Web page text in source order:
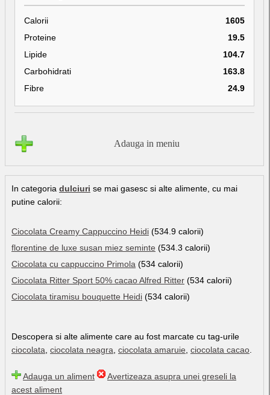
Calorii
1605
Proteine
19.5
Lipide
104.7
Carbohidrati
163.8
Fibre
24.9
Adauga in meniu
In categoria dulciuri se mai gasesc si alte alimente, cu mai
putine calorii:
Ciocolata Creamy Cappuccino Heidi (534.9 calorii)
florentine de luxe susan miez seminte (534.3 calorii)
Ciocolata cu cappuccino Primola (534 calorii)
Ciocolata Ritter Sport 50% cacao Alfred Ritter (534 calorii)
Ciocolata tiramisu bouquette Heidi (534 calorii)
Descopera si alte alimente care au fost marcate cu tag-urile
ciocolata ciocolata neagra ciocolata amaruie ciocolata cacao
Adauga un aliment
Avertizeaza asupra unei greseli la
acest aliment